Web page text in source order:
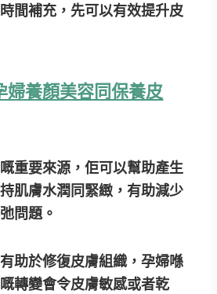
間補充，先可以有效提升皮
婦養顏美容同保養皮
重要來源 ，佢可以幫助產生
肌膚水潤同緊緻，有助減少
問題。
助於修復皮膚組織，孕婦喺
轉變會令皮膚敏感或者乾